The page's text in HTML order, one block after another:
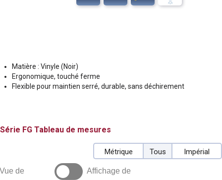
Matière : Vinyle (Noir)
Ergonomique, touché ferme
Flexible pour maintien serré, durable, sans déchirement
FG Tableau de mesures
Métrique Tous Impérial
Vue de Affichage de